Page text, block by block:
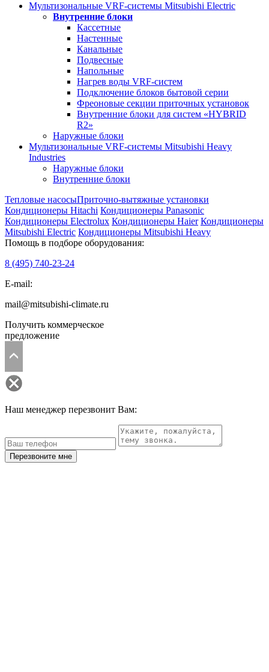
Мультизональные VRF-системы Mitsubishi Electric
Внутренние блоки
Кассетные
Настенные
Канальные
Подвесные
Напольные
Нагрев воды VRF-систем
Подключение блоков бытовой серии
Фреоновые секции приточных установок
Внутренние блоки для систем «HYBRID
R2»
Наружные блоки
Мультизональные VRF-системы Mitsubishi Heavy
Industries
Наружные блоки
Внутренние блоки
Тепловые насосыПриточно-вытяжные установки
Кондиционеры Hitachi Кондиционеры Panasonic
Кондиционеры Electrolux Кондиционеры Haier Кондиционеры
Mitsubishi Electric Кондиционеры Mitsubishi Heavy
Помощь в подборе оборудования:
8 (495) 740-23-24
E-mail:
mail@mitsubishi-climate.ru
Получить коммерческое
предложение
Наш менеджер перезвонит Вам:
Перезвоните мне